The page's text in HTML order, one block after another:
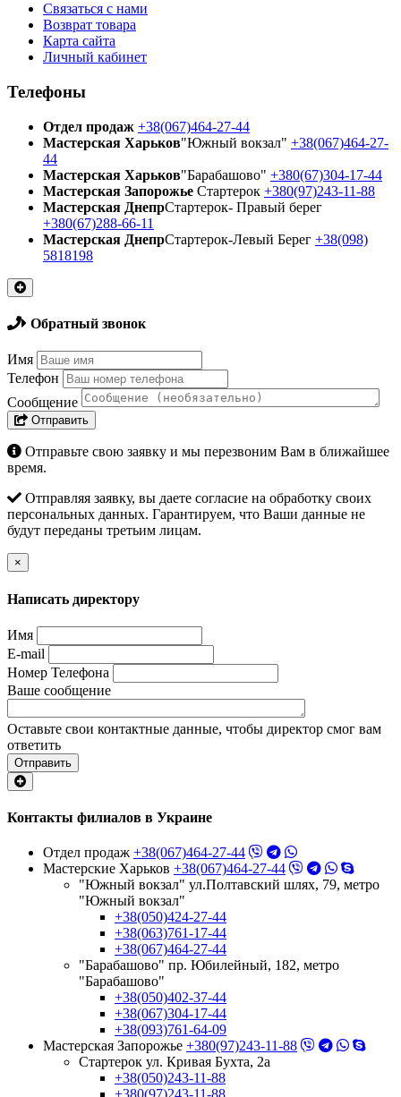
Связаться с нами
Возврат товара
Карта сайта
Личный кабинет
Телефоны
Отдел продаж +38(067)464-27-44
Мастерская Харьков"Южный вокзал" +38(067)464-27-
44
Мастерская Харьков"Барабашово" +380(67)304-17-44
Мастерская Запорожье Стартерок +380(97)243-11-88
Мастерская ДнепрСтартерок- Правый берег
+380(67)288-66-11
Мастерская ДнепрСтартерок-Левый Берег +38(098)
5818198
Обратный звонок
Имя
Телефон
Сообщение
Отправить
Отправьте свою заявку и мы перезвоним Вам в ближайшее
время.
Отправляя заявку, вы даете согласие на обработку своих
персональных данных. Гарантируем, что Ваши данные не
будут переданы третьим лицам.
×
Написать директору
Имя
E-mail
Номер Телефона
Ваше сообщение
Оставьте свои контактные данные, чтобы директор смог вам
ответить
Отправить
Контакты филиалов в Украине
Отдел продаж +38(067)464-27-44
Мастерские Харьков +38(067)464-27-44
"Южный вокзал" ул.Полтавский шлях, 79, метро
"Южный вокзал"
+38(050)424-27-44
+38(063)761-17-44
+38(067)464-27-44
"Барабашово" пр. Юбилейный, 182, метро
"Барабашово"
+38(050)402-37-44
+38(067)304-17-44
+38(093)761-64-09
Мастерская Запорожье +380(97)243-11-88
Стартерок ул. Кривая Бухта, 2а
+38(050)243-11-88